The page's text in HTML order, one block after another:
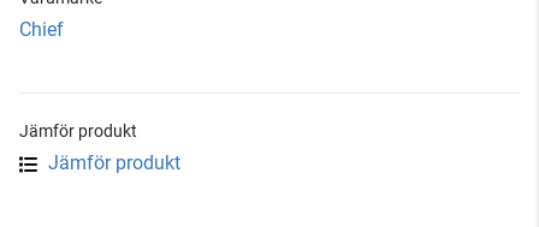
Chief
Jämför produkt
Jämför produkt